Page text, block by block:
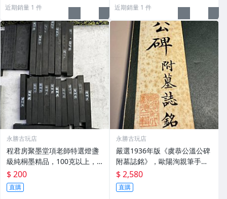
近期銷量 1 件 近期銷量 1 件
永勝古玩店
程君房聚墨堂項老師特選燈盞
級純桐墨精品，100克以上，
檀香墨質細膩黑亮 藍紫光放 檢
驗嚴選推薦 燈盞級墨 放藍紫光
檢驗嚴選
$ 200
直購
永勝古玩店
嚴選1936年版《虞恭公溫公碑
附墓誌銘》，歐陽洵親筆手
跡，典藏歷史與書法珍品 唐史
研究 碑刻藝術 田中和市版
$ 2,580
直購